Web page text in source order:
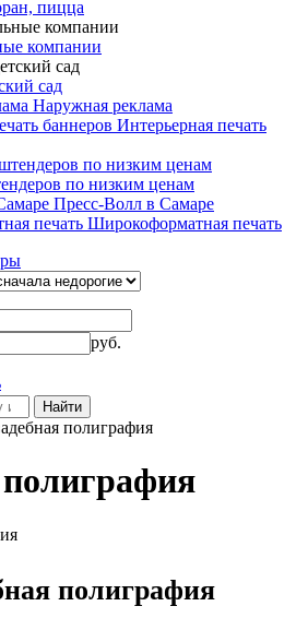
пицца
компании
сад
Наружная реклама
Интерьерная печать
по низким ценам
Пресс-Волл в Самаре
Широкоформатная печать
руб.
Найти
полиграфия
полиграфия